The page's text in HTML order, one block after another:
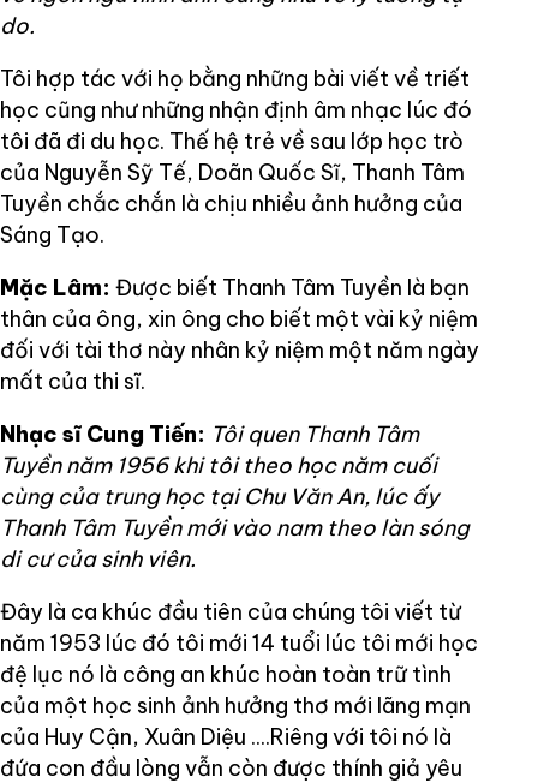
do.
Tôi hợp tác với họ bằng những bài viết về triết
học cũng như những nhận định âm nhạc lúc đó
tôi đã đi du học. Thế hệ trẻ về sau lớp học trò
của Nguyễn Sỹ Tế, Doãn Quốc Sĩ, Thanh Tâm
Tuyền chắc chắn là chịu nhiều ảnh hưởng của
Sáng Tạo.
Mặc Lâm: Được biết Thanh Tâm Tuyền là bạn
thân của ông, xin ông cho biết một vài kỷ niệm
đối với tài thơ này nhân kỷ niệm một năm ngày
mất của thi sĩ.
Nhạc sĩ Cung Tiến: Tôi quen Thanh Tâm
Tuyền năm 1956 khi tôi theo học năm cuối
cùng của trung học tại Chu Văn An, lúc ấy
Thanh Tâm Tuyền mới vào nam theo làn sóng
di cư của sinh viên.
Đây là ca khúc đầu tiên của chúng tôi viết từ
năm 1953 lúc đó tôi mới 14 tuổi lúc tôi mới học
đệ lục nó là công an khúc hoàn toàn trữ tình
của một học sinh ảnh hưởng thơ mới lãng mạn
của Huy Cận, Xuân Diệu ....Riêng với tôi nó là
đứa con đầu lòng vẫn còn được thính giả yêu